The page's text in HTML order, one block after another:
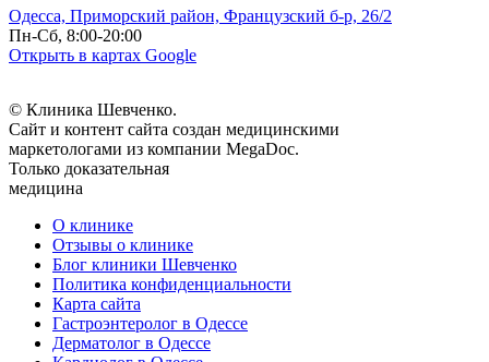
Одесса, Приморский район, Французский б-р, 26/2
Пн-Сб, 8:00-20:00
Открыть в картах Google
© Клиника Шевченко.
Сайт и контент сайта создан медицинскими
маркетологами из компании MegaDoc.
Только доказательная
медицина
О клинике
Отзывы о клинике
Блог клиники Шевченко
Политика конфиденциальности
Карта сайта
Гастроэнтеролог в Одессе
Дерматолог в Одессе